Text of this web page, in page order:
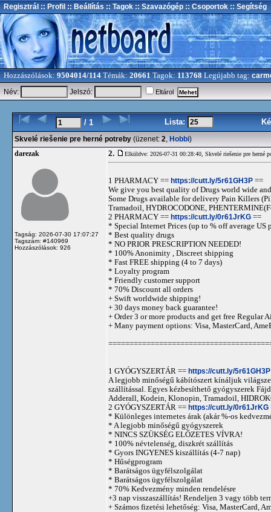
Regisztrál :: Profil :: Beállítás :: Tagok :: Szavazógép :: Csoportok :: Segítség
Hozzászólások: 9504014/114 Témák: 20661 Tagok: 113768 Legújabb tag:
Név:
Jelszó: Eltárol
/ 1 Lista:
Skvelé riešenie pre herné potreby (üzenet: 2, Hobbi)
darezak
Tagság: 2026-07-30 17:07:27
Tagszám: #140969
Hozzászólások: 926
2. Elküldve: 2026-07-31 00:28:40, Skvelé riešenie pre herné
1 PHARMACY == https://cutt.ly/5r61GH3P ==
We give you best quality of Drugs world wide
Some Drugs available for delivery Pain Killers
Tramadoil, HYDROCODONE,
2 PHARMACY == https://cutt.ly/0r61JrKG ==
* Special Internet Prices (up to % off average US
* Best quality drugs
* NO PRIOR PRESCRIPTION NEEDED!
* 100% Anonimity , Discreet shipping
* Fast FREE shipping (4 to 7 days)
* Loyalty program
* Friendly customer support
* 70% Discount all orders
+ Swift worldwide shipping!
+ 30 days money back guarantee!
+ Order 3 or more products and get free Regular
+ Many payment options: Visa, MasterCard,
1 GYÓGYSZERTÁR == https://cutt.ly/5r61GH3P
A legjobb minőségű kábítószert kínáljuk
szállítással. Egyes kézbesíthető gyógyszerek
Adderall, Kodein, Klonopin, Tramadoil,
2 GYÓGYSZERTÁR == https://cutt.ly/0r61JrKG
* Különleges internetes árak (akár %-os
* A legjobb minőségű gyógyszerek
* NINCS SZÜKSÉG ELŐZETES VÍVRA!
* 100% névtelenség, diszkrét szállítás
* Gyors INGYENES kiszállítás (4-7 nap)
* Hűségprogram
* Barátságos ügyfélszolgálat
* Barátságos ügyfélszolgálat
* 70% Kedvezmény minden rendelésre
+3 nap visszaszállítás! Rendeljen 3 vagy több
+ Számos fizetési lehetőség: Visa, MasterCard,